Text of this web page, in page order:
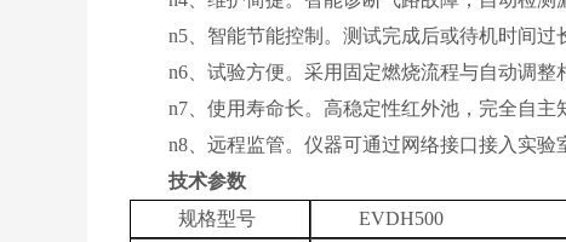
n5、智能节能控制。测试完成后或待机时间
n6、试验方便。采用固定燃烧流程与自动调
n7、使用寿命长。高稳定性红外池，完全自主
n8、远程监管。仪器可通过网络接口接入实验
技术参数
规格型号
EVDH500